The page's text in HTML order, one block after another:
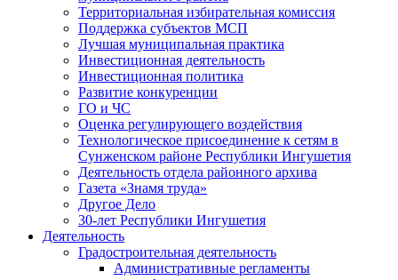
Территориальная избирательная комиссия
Поддержка субъектов МСП
Лучшая муниципальная практика
Инвестиционная деятельность
Инвестиционная политика
Развитие конкуренции
ГО и ЧС
Оценка регулирующего воздействия
Технологическое присоединение к сетям в
Сунженском районе Республики Ингушетия
Деятельность отдела районного архива
Газета «Знамя труда»
Другое Дело
30-лет Республики Ингушетия
Деятельность
Градостроительная деятельность
Административные регламенты